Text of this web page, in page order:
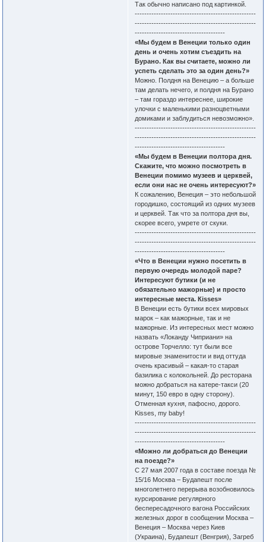
Так обычно написано под картинкой.
---------------------------------------------------
---------------------------------------------------
--------------------------------------
«Мы будем в Венеции только один
день и очень хотим съездить на
Бурано. Как вы считаете, можно ли
успеть сделать это за один день?»
Можно. Полдня на Венецию – а больше
там делать нечего, и полдня на Бурано
– там гораздо интереснее, широкие
улочки с маленькими разноцветными
домиками и заблудиться невозможно».
---------------------------------------------------
---------------------------------------------------
--------------------------------------
«Мы будем в Венеции полтора дня.
Скажите, что можно посмотреть в
Венеции помимо музеев и церквей,
если они нас не очень интересуют?»
К сожалению, Венеция – это небольшой
городишко, состоящий из одних музеев
и церквей. Так что за полтора дня вы,
скорее всего, умрете от скуки.
---------------------------------------------------
---------------------------------------------------
--------------------------------------
«Что в Венеции нужно посетить в
первую очередь молодой паре?
Интересуют бутики (и не
обязательно мажорные) и просто
интересные места. Кisses»
В Венеции есть бутики всех мировых
марок – как мажорные, так и не
мажорные. Из интересных мест можно
назвать «Локанду Чиприани» на
острове Торчелло: тут были все
мировые знаменитости и вид оттуда
очень красивый – какая-то старая
базилика с колокольней. До ресторана
можно добраться на катере-такси (20
минут, 150 евро в одну сторону).
Отменная кухня, пафосно, дорого.
Kisses, my baby!
---------------------------------------------------
---------------------------------------------------
--------------------------------------
«Можно ли добраться до Венеции
на поезде?»
С 27 мая 2007 года в составе поезда №
15/16 Москва – Будапешт после
многолетнего перерыва возобновилось
курсирование регулярного
беспересадочного вагона Российских
железных дорог в сообщении Москва –
Венеция – Москва через Киев
(Украина), Будапешт (Венгрия), Загреб